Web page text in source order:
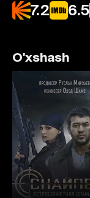
7.2 6.5
O'xshash
6.4